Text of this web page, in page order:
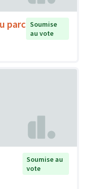
parc Soumise
au vote
Soumise au
vote